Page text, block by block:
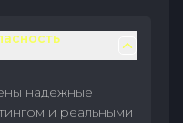
надежные
и реальными